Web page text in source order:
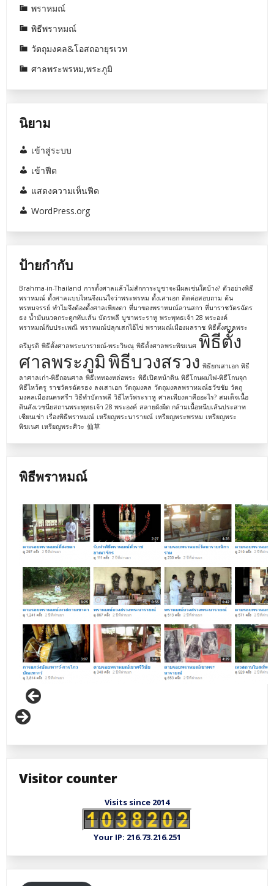
พราหมณ์
พิธีพราหมณ์
วัตถุมงคล&โอสถอายุรเวท
ศาลพระพรหม,พระภูมิ
นิยาม
เข้าสู่ระบบ
เข้าฟีด
แสดงความเห็นฟีด
WordPress.org
ป้ายกำกับ
Brahma-in-Thailand การตั้งศาลแล้วไม่สักการะบูชาจะมีผลเช่นใดบ้าง? ตัวอย่างพิธี
พราหมณ์ ตั้งศาลแบบไหนจึงแน่ใจว่าพระพรหม ตั้งเสาเอก ติดต่อสอบถาม ต้น
พรหมจรรย์ ทำไมจึงต้องตั้งศาลเพียงตา ที่มาของพราหมณ์ลานสกา ที่มาราชวัตรฉัตร
ธง น้ำมันนวดกระดูกทับเส้น บัตรพลี บูชาพระราหู พระพุทธเจ้า 28 พระองค์
พราหมณ์กับประเพณี พราหมณ์ปลุกเสกไอ้ไข่ พราหมณ์เมืองมลราช พิธีตั้งศาลพระ
ตรีมูรติ พิธีตั้งศาลพระนารายณ์-พระวิษณุ พิธีตั้งศาลพระพิฆเนศ พิธีตั้ง
ศาลพระภูมิพิธีบวงสรวง พิธียกเสาเอก พิธี
ลาศาลเก่า-พิธีถอนศาล พิธีเททองหล่อพระ พิธีเปิดหน้าดิน พิธีโกนผมไฟ-พิธีโกนจุก
พิธีไหว้ครู ราชวัตรฉัตรธง ลงเสาเอก วัตถุมงคล วัตถุมงคลพราหมณ์ธวัชชัย วัตถุ
มงคลเมืองนครศรีฯ วิธีทำบัตรพลี วิธีไหว้พระราหู ศาลเพียงตาคืออะไร? สมเด็จเนื้อ
ดินสังเวชนียสถานพระพุทธเจ้า 28 พระองค์ สลายผังผืด กล้ามเนื้อหนีบเส้นประสาท
เซียนเช่า เรื่องพิธีพราหมณ์ เหรียญพระนารายณ์ เหรียญพระพรหม เหรียญพระ
พิฆเนศ เหรียญพระศิวะ 仙草
พิธีพราหมณ์
Visitor counter
Visits since 2014
Your IP: 216.73.216.251